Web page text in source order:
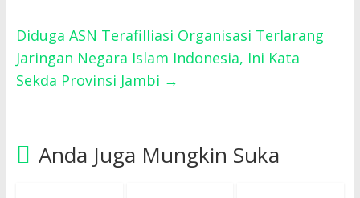
Diduga ASN Terafilliasi Organisasi Terlarang
Jaringan Negara Islam Indonesia, Ini Kata
Sekda Provinsi Jambi →
Anda Juga Mungkin Suka